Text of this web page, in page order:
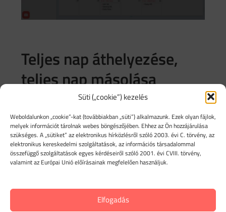
Süti („cookie”) kezelés
Weboldalunkon „cookie”-kat (továbbiakban „süti”) alkalmazunk. Ezek olyan fájlok,
melyek információt tárolnak webes böngészőjében. Ehhez az Ön hozzájárulása
szükséges. A „sütiket” az elektronikus hírközlésről szóló 2003. évi C. törvény, az
elektronikus kereskedelmi szolgáltatások, az információs társadalommal
összefüggő szolgáltatások egyes kérdéseiről szóló 2001. évi CVIII. törvény,
valamint az Európai Unió előírásainak megfelelően használjuk.
Elfogadás
Teljes nap áthelyezése,
teljes nap másolása
Lehetőséged van egy adott napra felvitt összes
utat áthelyezni vagy átmásolni egy másik napra.
Napi nézetben kattints aTeljes nap áthelyezése
/ másolásagombra!